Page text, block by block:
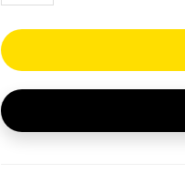
de
Hidrogel
HD
para
iPhone